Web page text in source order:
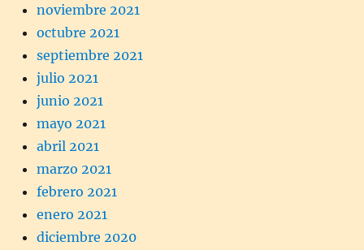
noviembre 2021
octubre 2021
septiembre 2021
julio 2021
junio 2021
mayo 2021
abril 2021
marzo 2021
febrero 2021
enero 2021
diciembre 2020